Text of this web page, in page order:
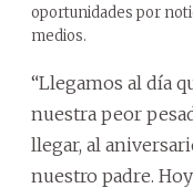
oportunidades por
medios.
“Llegamos al día
nuestra peor
llegar, al
nuestro padre.